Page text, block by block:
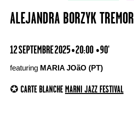
ALEJANDRA BORZYK TREMOR
12 SEPTEMBRE 2025 • 20:00 • 90'
featuring MARIA JOãO (PT)
✪ CARTE BLANCHE MARNI JAZZ FESTIVAL